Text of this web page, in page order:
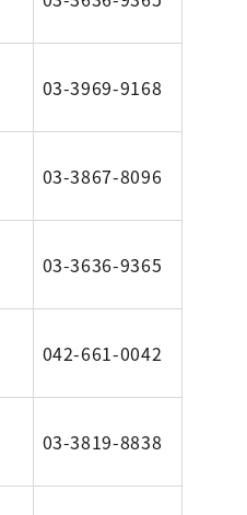
03-3969-9168
03-3867-8096
03-3636-9365
042-661-0042
03-3819-8838